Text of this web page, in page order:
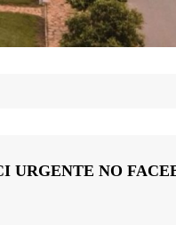
URGENTE NO